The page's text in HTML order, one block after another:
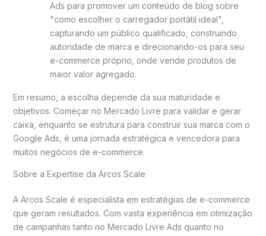
Ads para promover um conteúdo de blog sobre
"como escolher o carregador portátil ideal",
capturando um público qualificado, construindo
autoridade de marca e direcionando-os para seu
e-commerce próprio, onde vende produtos de
maior valor agregado.
Em resumo, a escolha depende da sua maturidade e
objetivos. Começar no Mercado Livre para validar e gerar
caixa, enquanto se estrutura para construir sua marca com o
Google Ads, é uma jornada estratégica e vencedora para
muitos negócios de e-commerce.
Sobre a Expertise da Arcos Scale
A Arcos Scale é especialista em estratégias de e-commerce
que geram resultados. Com vasta experiência em otimização
de campanhas tanto no Mercado Livre Ads quanto no